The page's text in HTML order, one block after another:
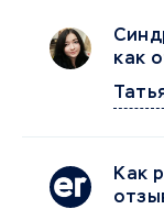
как
Как